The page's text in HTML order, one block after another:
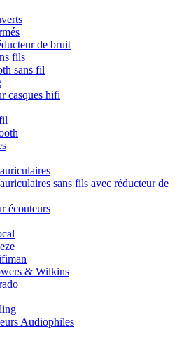
de bruit
fils
sans fil
casques hifi
sans fils avec réducteur de
écouteurs
& Wilkins
Audiophiles